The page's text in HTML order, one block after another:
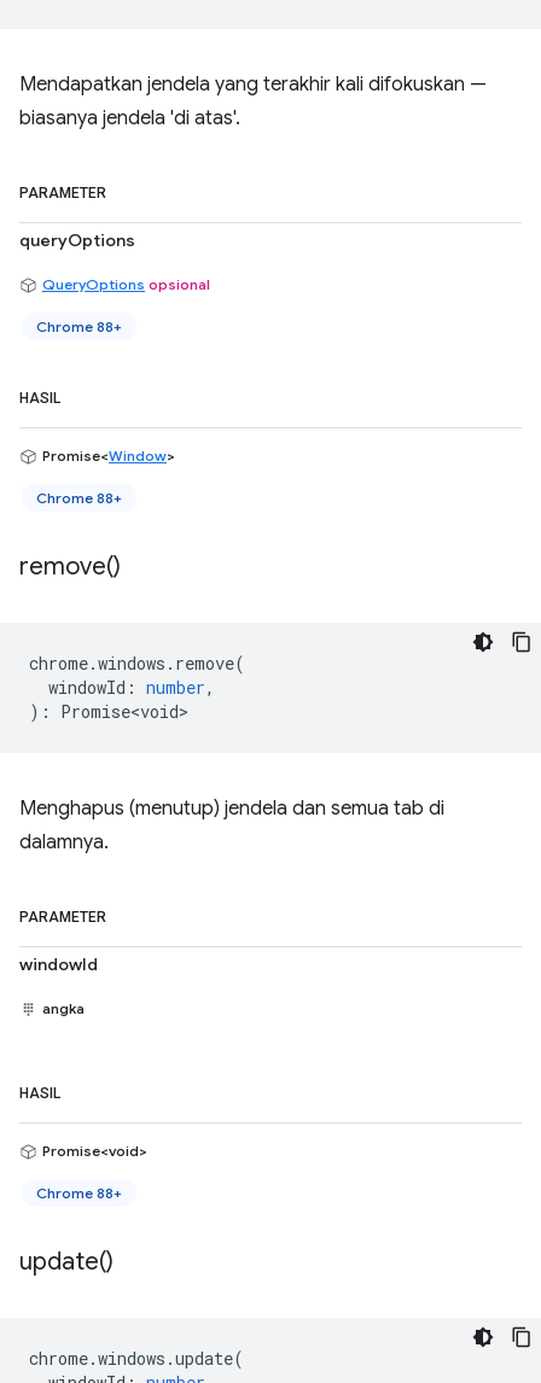
Mendapatkan jendela yang terakhir kali difokuskan —
biasanya jendela 'di atas'.
PARAMETER
queryOptions
QueryOptions opsional
Chrome 88+
HASIL
Promise<Window>
Chrome 88+
remove()
chrome.windows . remove(
windowId : number,
) : Promise<void>
Menghapus (menutup) jendela dan semua tab di
dalamnya.
PARAMETER
windowId
angka
HASIL
Promise<void>
Chrome 88+
update()
chrome.windows .update(